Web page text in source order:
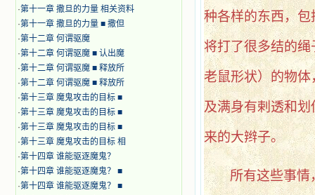
·第十一章 撒旦的力量 相关资料
·第十一章 撒旦的力量 ■ 撒但
·第十二章 何谓驱魔
·第十二章 何谓驱魔 ■ 认出魔
·第十二章 何谓驱魔 ■ 释放所
·第十二章 何谓驱魔 ■ 释放所
·第十三章 魔鬼攻击的目标 ■
·第十三章 魔鬼攻击的目标 ■
·第十三章 魔鬼攻击的目标 ■
·第十三章 魔鬼攻击的目标 相
·第十四章 谁能驱逐魔鬼？
·第十四章 谁能驱逐魔鬼？ ■
·第十四章 谁能驱逐魔鬼？ ■
种各样的东西，
将打了很多结的
老鼠形状）的物
及满身有剌透和
来的大辫子。
所有这些事情